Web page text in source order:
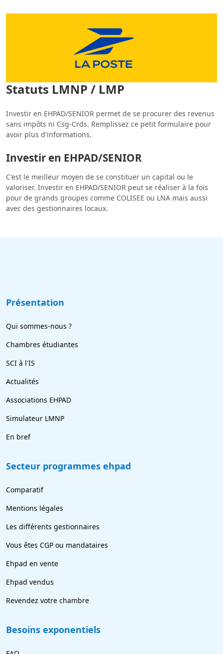
Statuts LMNP / LMP
Investir en EHPAD/SENIOR permet de se procurer des revenus
sans impôts ni Csg-Crds. Remplissez ce petit formulaire pour
avoir plus d'informations.
Investir en EHPAD/SENIOR
C'est le meilleur moyen de se constituer un capital ou le
valoriser. Investir en EHPAD/SENIOR peut se réaliser à la fois
pour de grands groupes comme COLISEE ou LNA mais aussi
avec des gestionnaires locaux.
Présentation
Qui sommes-nous ?
Chambres étudiantes
SCI à l'IS
Actualités
Associations EHPAD
Simulateur LMNP
En bref
Secteur programmes ehpad
Comparatif
Mentions légales
Les différents gestionnaires
Vous êtes CGP ou mandataires
Ehpad en vente
Ehpad vendus
Revendez votre chambre
Besoins exponentiels